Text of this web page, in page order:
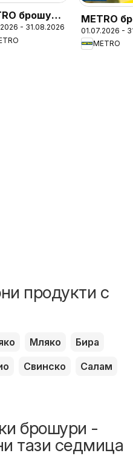
брошура
на ниво
- 31.08.2026
METRO
- ХоРеКа
01.07.2026 -
METRO
продукти с
Мляко
Бира
Свинско
Салам
брошури -
тази седмица